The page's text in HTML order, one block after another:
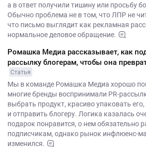
а в ответ получили тишину или просьбу
Обычно проблема не в том, что ЛПР не
что письмо выглядит как рекламная
нормальное деловое обращение.
Ромашка Медиа рассказывает, как
рассылку блогерам, чтобы она
Статья
Мы в команде Ромашка Медиа хорошо
многие бренды воспринимали PR-
выбрать продукт, красиво упаковать
и отправить блогеру. Логика казалась
подарок понравится, о нем обязательно
подписчикам, однако рынок инфлюенс-
изменился.